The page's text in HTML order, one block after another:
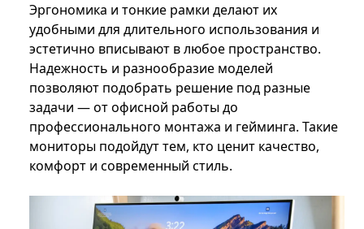
Эргономика и тонкие рамки делают их
удобными для длительного использования и
эстетично вписывают в любое пространство.
Надежность и разнообразие моделей
позволяют подобрать решение под разные
задачи — от офисной работы до
профессионального монтажа и гейминга. Такие
мониторы подойдут тем, кто ценит качество,
комфорт и современный стиль.